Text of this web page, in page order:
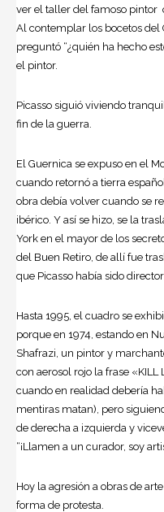
ver el taller del famoso pintor
Al contemplar los bocetos del
preguntó “¿quién ha hecho
el pintor.
Picasso siguió viviendo
fin de la guerra.
El Guernica se expuso en el
cuando retornó a tierra
obra debía volver cuando se
ibérico. Y así se hizo, se la
York en el mayor de los
del Buen Retiro, de allí fue
que Picasso había sido
Hasta 1995, el cuadro se
porque en 1974, estando en
Shafrazi, un pintor y
con aerosol rojo la frase «KILL
cuando en realidad debería
mentiras matan), pero
de derecha a izquierda y
“¡Llamen a un curador, soy
Hoy la agresión a obras de
forma de protesta.